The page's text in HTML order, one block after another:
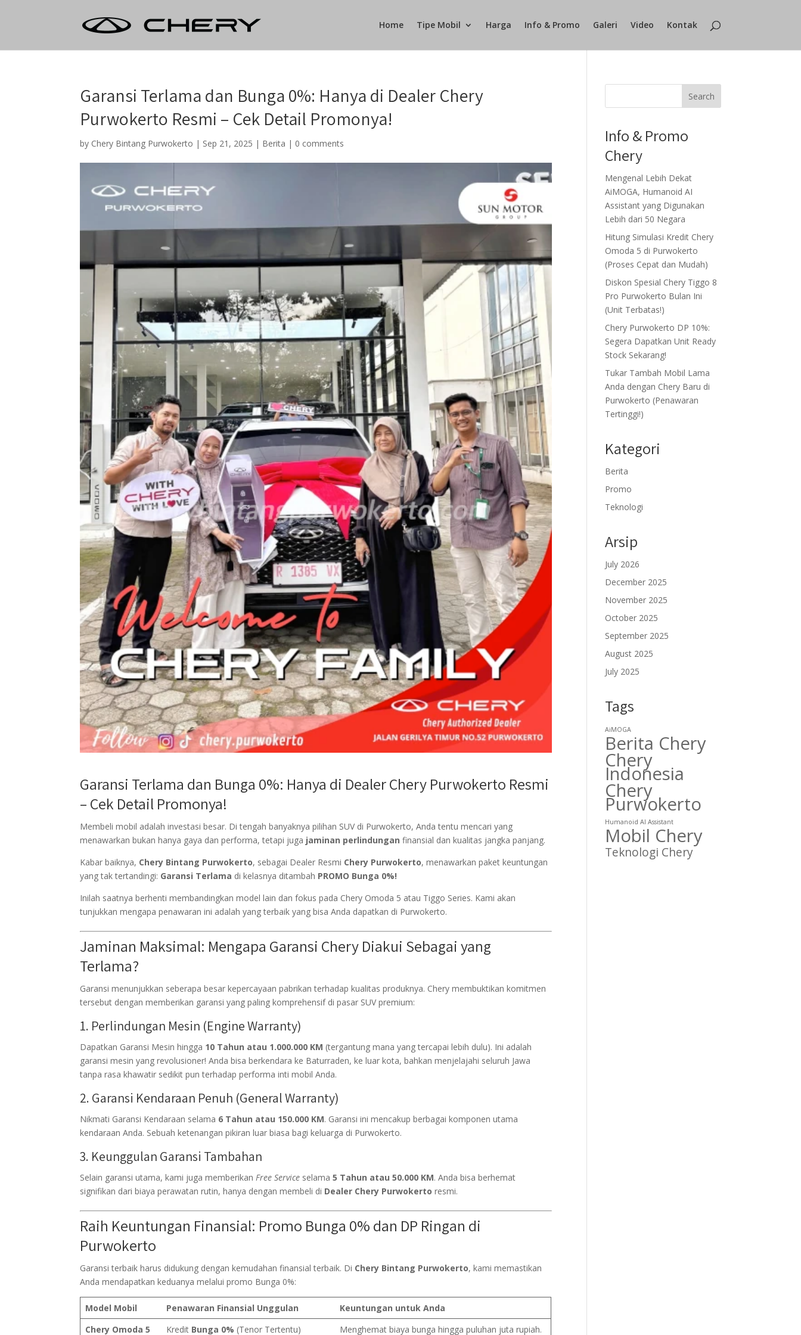
Home Tipe Mobil Harga Info & Promo Galeri Video Kontak
Garansi Terlama dan Bunga 0%: Hanya di Dealer Chery
Purwokerto Resmi – Cek Detail Promonya!
by Chery Bintang Purwokerto | Sep 21, 2025 | Berita | 0 comments
Garansi Terlama dan Bunga 0%: Hanya di Dealer Chery Purwokerto Resmi
– Cek Detail Promonya!
Membeli mobil adalah investasi besar. Di tengah banyaknya pilihan SUV di Purwokerto, Anda tentu mencari yang
menawarkan bukan hanya gaya dan performa, tetapi juga jaminan perlindungan finansial dan kualitas jangka panjang.
Kabar baiknya, Chery Bintang Purwokerto, sebagai Dealer Resmi Chery Purwokerto, menawarkan paket keuntungan
yang tak tertandingi: Garansi Terlama di kelasnya ditambah PROMO Bunga 0%!
Inilah saatnya berhenti membandingkan model lain dan fokus pada Chery Omoda 5 atau Tiggo Series. Kami akan
tunjukkan mengapa penawaran ini adalah yang terbaik yang bisa Anda dapatkan di Purwokerto.
Jaminan Maksimal: Mengapa Garansi Chery Diakui Sebagai yang
Terlama?
Garansi menunjukkan seberapa besar kepercayaan pabrikan terhadap kualitas produknya. Chery membuktikan komitmen
tersebut dengan memberikan garansi yang paling komprehensif di pasar SUV premium:
1. Perlindungan Mesin (Engine Warranty)
Dapatkan Garansi Mesin hingga 10 Tahun atau 1.000.000 KM (tergantung mana yang tercapai lebih dulu). Ini adalah
garansi mesin yang revolusioner! Anda bisa berkendara ke Baturraden, ke luar kota, bahkan menjelajahi seluruh Jawa
tanpa rasa khawatir sedikit pun terhadap performa inti mobil Anda.
2. Garansi Kendaraan Penuh (General Warranty)
Nikmati Garansi Kendaraan selama 6 Tahun atau 150.000 KM. Garansi ini mencakup berbagai komponen utama
kendaraan Anda. Sebuah ketenangan pikiran luar biasa bagi keluarga di Purwokerto.
3. Keunggulan Garansi Tambahan
Selain garansi utama, kami juga memberikan Free Service selama5 Tahun atau 50.000 KM. Anda bisa berhemat
signifikan dari biaya perawatan rutin, hanya dengan membeli di Dealer Chery Purwokerto resmi.
Raih Keuntungan Finansial: Promo Bunga 0% dan DP Ringan di
Purwokerto
Garansi terbaik harus didukung dengan kemudahan finansial terbaik. Di Chery Bintang Purwokerto, kami memastikan
Anda mendapatkan keduanya melalui promo Bunga 0%:
Model Mobil Penawaran Finansial Unggulan
Keuntungan untuk Anda
Chery Omoda 5
Kredit Bunga 0% (Tenor Tertentu)
Menghemat biaya bunga hingga puluhan juta rupiah.
Search
Info & Promo
Chery
Mengenal Lebih Dekat
AiMOGA, Humanoid AI
Assistant yang Digunakan
Lebih dari 50 Negara
Hitung Simulasi Kredit Chery
Omoda 5 di Purwokerto
(Proses Cepat dan Mudah)
Diskon Spesial Chery Tiggo 8
Pro Purwokerto Bulan Ini
(Unit Terbatas!)
Chery Purwokerto DP 10%:
Segera Dapatkan Unit Ready
Stock Sekarang!
Tukar Tambah Mobil Lama
Anda dengan Chery Baru di
Purwokerto (Penawaran
Tertinggi!)
Kategori
Berita
Promo
Teknologi
Arsip
July 2026
December 2025
November 2025
October 2025
September 2025
August 2025
July 2025
Tags
AiMOGA
Berita Chery
Chery
Indonesia
Chery
Purwokerto
Humanoid AI Assistant
Mobil Chery
Teknologi Chery